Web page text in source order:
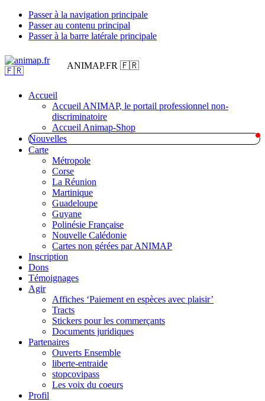
Passer à la navigation principale
Passer au contenu principal
Passer à la barre latérale principale
ANIMAP.FR 🇫🇷
Accueil
Accueil ANIMAP, le portail professionnel non-
discriminatoire
Accueil Animap-Shop
Nouvelles
Carte
Métropole
Corse
La Réunion
Martinique
Guadeloupe
Guyane
Polinésie Française
Nouvelle Calédonie
Cartes non gérées par ANIMAP
Inscription
Dons
Témoignages
Agir
Affiches ‘Paiement en espèces avec plaisir’
Tracts
Stickers pour les commerçants
Documents juridiques
Partenaires
Ouverts Ensemble
liberte-entraide
stopcovipass
Les voix du coeurs
Profil